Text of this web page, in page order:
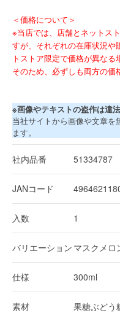
＜価格について＞
※当店では、店舗とネットス
すが、それぞれの在庫状況や
トストア限定で価格が異なる
そのため、必ずしも両方の価
※画像やテキストの盗作は違
当社サイトから画像や文章を
ます。
社内品番 51334787
JANコード
入数 1
バリエーション マスクメロ
仕様 300ml
素材 果糖ぶどう